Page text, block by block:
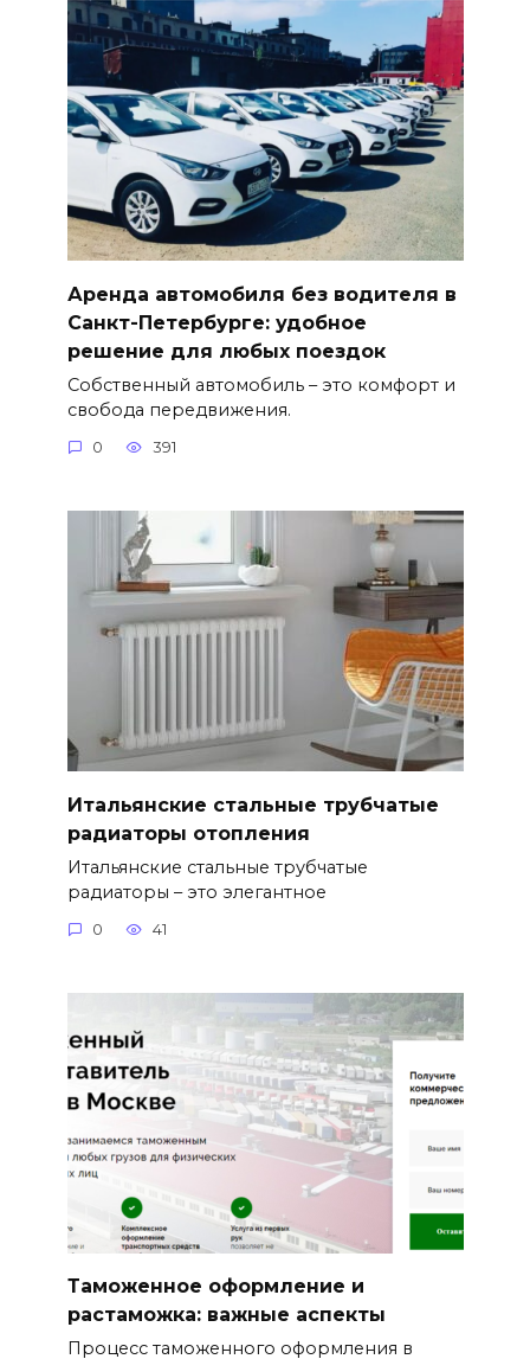
Аренда автомобиля без водителя в
Санкт-Петербурге: удобное
решение для любых поездок
Собственный автомобиль – это комфорт и
свобода передвижения.
0 391
Итальянские стальные трубчатые
радиаторы отопления
Итальянские стальные трубчатые
радиаторы – это элегантное
0 41
Таможенное оформление и
растаможка: важные аспекты
Процесс таможенного оформления в